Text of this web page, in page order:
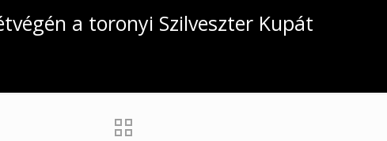
a toronyi Szilveszter Kupát